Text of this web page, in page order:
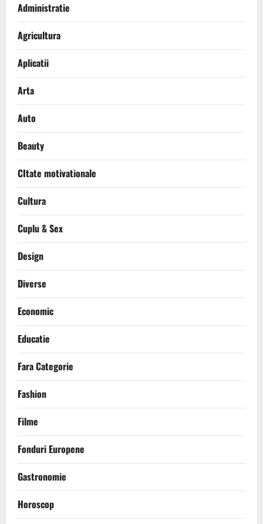
Administratie
Agricultura
Aplicatii
Arta
Auto
Beauty
CItate motivationale
Cultura
Cuplu & Sex
Design
Diverse
Economic
Educatie
Fara Categorie
Fashion
Filme
Fonduri Europene
Gastronomie
Horoscop